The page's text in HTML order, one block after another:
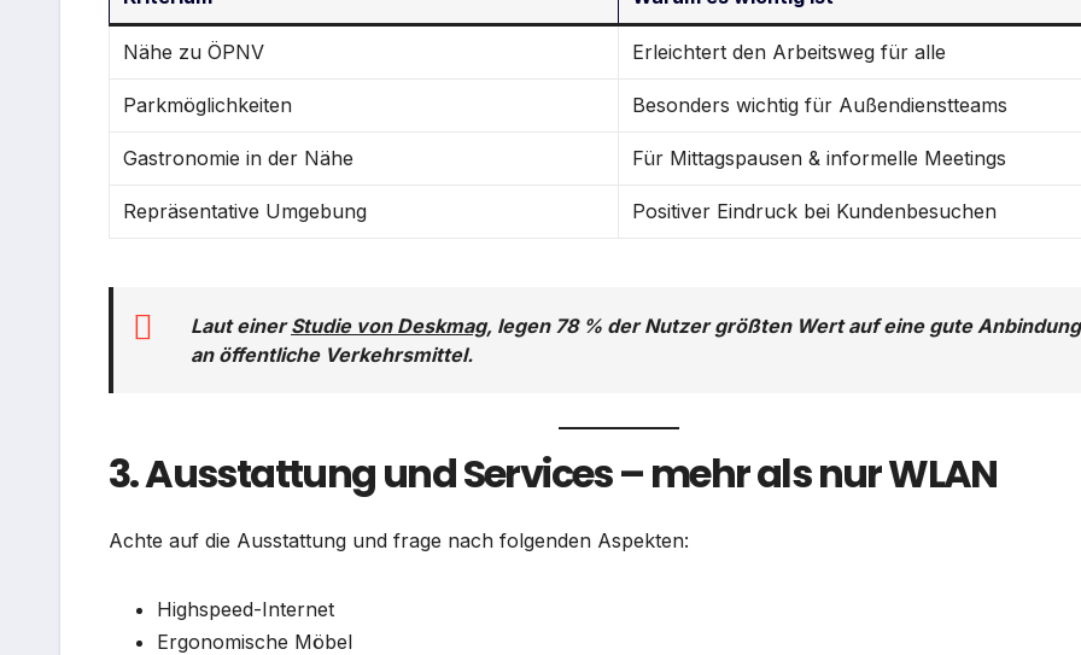
Nähe zu ÖPNV Erleichtert den Arbeitsweg für alle
Parkmöglichkeiten Besonders wichtig für Außendienstteams
Gastronomie in der Nähe Für Mittagspausen & informelle Meetings
Repräsentative Umgebung Positiver Eindruck bei Kundenbesuchen
Laut einerStudie von Deskmag, legen 78 % der Nutzer größten Wert auf eine gute Anbindung
an öffentliche Verkehrsmittel.
3. Ausstattung und Services – mehr als nur WLAN
Achte auf die Ausstattung und frage nach folgenden Aspekten:
Highspeed-Internet
Ergonomische Möbel